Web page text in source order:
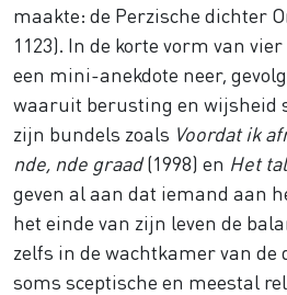
maakte: de Perzische dichter
1123). In de korte vorm van
een mini-anekdote neer,
waaruit berusting en wijsheid
zijn bundels zoals Voordat ik
nde, nde graad(1998) en Het
geven al aan dat iemand aan
het einde van zijn leven de
zelfs in de wachtkamer van de
soms sceptische en meestal